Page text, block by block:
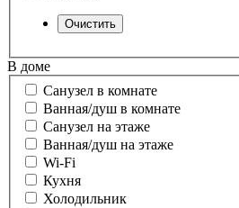
В доме
Санузел в комнате
Ванная/душ в комнате
Санузел на этаже
Ванная/душ на этаже
Wi-Fi
Кухня
Холодильник